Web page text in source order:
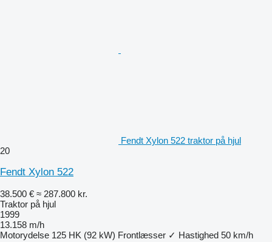
Fendt Xylon 522 traktor på hjul
20
Fendt Xylon 522
38.500 € ≈ 287.800 kr.
Traktor på hjul
1999
13.158 m/h
Motorydelse 125 HK (92 kW) Frontlæsser ✓ Hastighed 50 km/h